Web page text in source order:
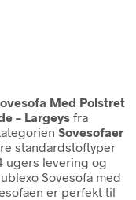
Med Polstret
– Largeys fra
Sovesofaer
standardstoftyper
ugers levering og
Sovesofa med
er perfekt til